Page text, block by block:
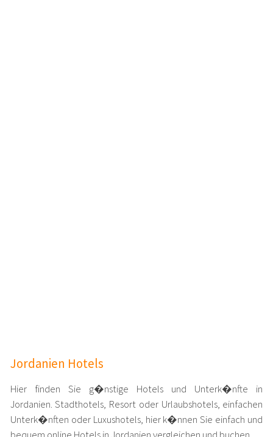
Jordanien Hotels
Hier finden Sie g�nstige Hotels und Unterk�nfte in
Jordanien. Stadthotels, Resort oder Urlaubshotels, einfachen
Unterk�nften oder Luxushotels, hier k�nnen Sie einfach und